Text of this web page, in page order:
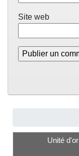
Site web
Unité d'or